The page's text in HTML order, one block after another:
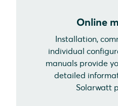
Online
Installation,
individual
manuals provide
detailed
Solarwatt